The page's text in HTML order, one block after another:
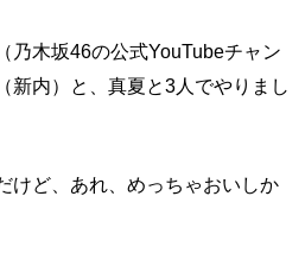
乃木坂46の公式YouTubeチャン
新内）と、真夏と3人でやりまし
けど、あれ、めっちゃおいしか